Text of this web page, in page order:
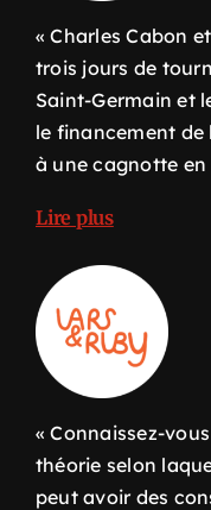
«CharlesCabon
trois jours de
Saint-Germain et
le financement de
à une cagnotte en
Lire plus
« Connaissez-
théorie selon
peut avoir des